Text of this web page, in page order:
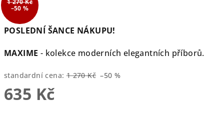
POSLEDNÍ ŠANCE NÁKUPU!
MAXIME - kolekce moderních elegantních příborů.
standardní cena: 1 270 Kč –50 %
635 Kč
1 270 Kč
–50 %